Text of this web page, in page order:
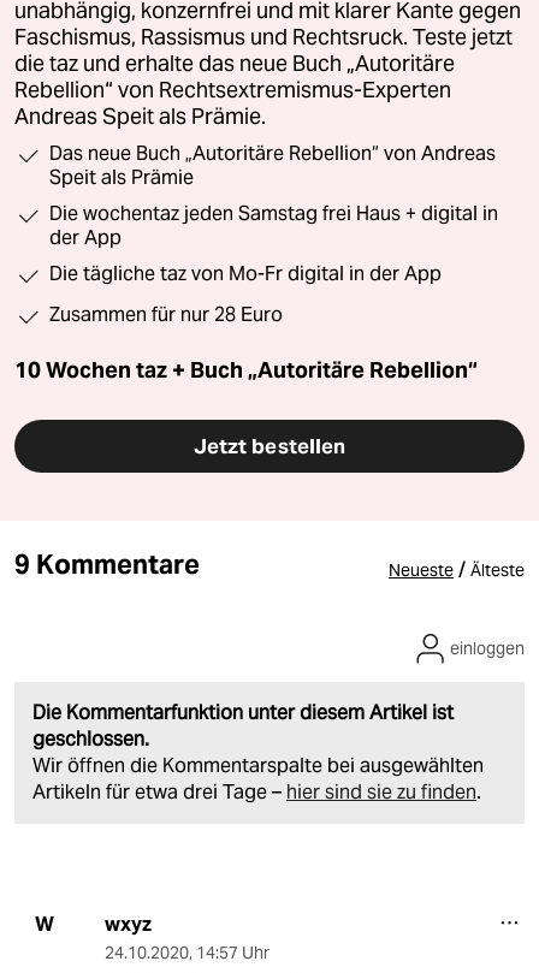
unabhängig, konzernfrei und mit klarer Kante gegen
Faschismus, Rassismus und Rechtsruck. Teste jetzt
die taz und erhalte das neue Buch „Autoritäre
Rebellion“ von Rechtsextremismus-Experten
Andreas Speit als Prämie.
Das neue Buch „Autoritäre Rebellion“ von Andreas
Speit als Prämie
Die wochentaz jeden Samstag frei Haus + digital in
der App
Die tägliche taz von Mo-Fr digital in der App
Zusammen für nur 28 Euro
10 Wochen taz + Buch „Autoritäre Rebellion“
Jetzt bestellen
9 Kommentare Neueste / Älteste
Die Kommentarfunktion unter diesem Artikel ist
geschlossen.
Wir öffnen die Kommentarspalte bei ausgewählten
Artikeln für etwa drei Tage – hier sind sie zu finden.
einloggen
W wxyz
24.10.2020, 14:57 Uhr